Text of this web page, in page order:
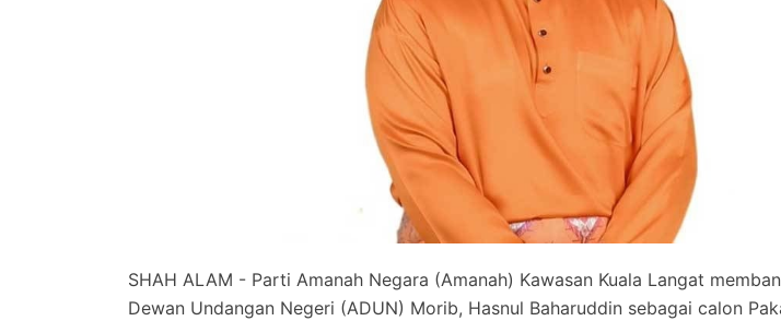
SHAH ALAM - Parti Amanah Negara (Amanah) Kawasan Kuala Langat
Dewan Undangan Negeri (ADUN) Morib, Hasnul Baharuddin sebagai calon